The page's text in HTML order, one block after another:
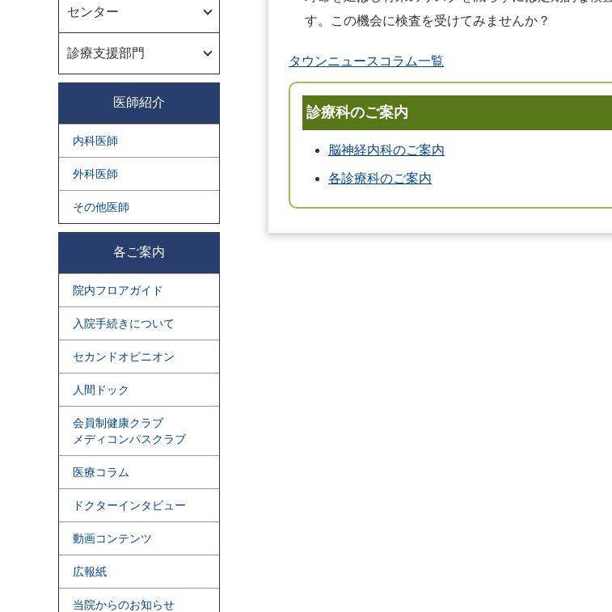
センター
診療支援部門
医師紹介
内科医師
外科医師
その他医師
各ご案内
院内フロアガイド
入院手続きについて
セカンドオピニオン
人間ドック
会員制健康クラブ
メディコンパスクラブ
医療コラム
ドクターインタビュー
動画コンテンツ
広報紙
当院からのお知らせ
す。この機会に検査を受けてみませんか？
タウンニュースコラム一覧
診療科のご案内
脳神経内科のご案内
各診療科のご案内